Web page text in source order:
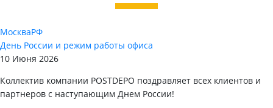
МоскваРФ
День России и режим работы офиса
10 Июня 2026
Коллектив компании POSTDEPO поздравляет всех клиентов и
партнеров с наступающим Днем России!